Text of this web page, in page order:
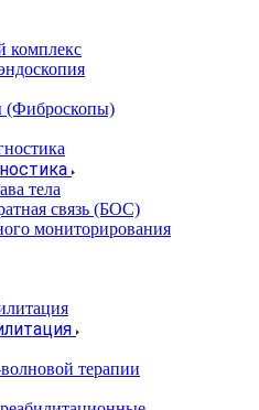
комплекс
(Фиброcкопы)
тела
связь (БОС)
мониторирования
терапии